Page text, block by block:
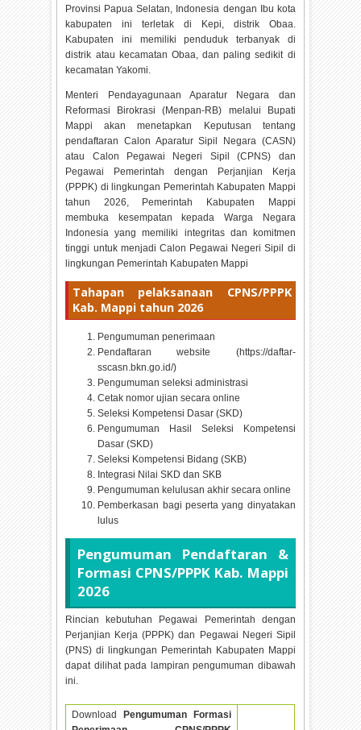
Provinsi Papua Selatan, Indonesia dengan Ibu kota
kabupaten ini terletak di Kepi, distrik Obaa.
Kabupaten ini memiliki penduduk terbanyak di
distrik atau kecamatan Obaa, dan paling sedikit di
kecamatan Yakomi.
Menteri Pendayagunaan Aparatur Negara dan
Reformasi Birokrasi (Menpan-RB) melalui Bupati
Mappi akan menetapkan Keputusan tentang
pendaftaran Calon Aparatur Sipil Negara (CASN)
atau Calon Pegawai Negeri Sipil (CPNS) dan
Pegawai Pemerintah dengan Perjanjian Kerja
(PPPK) di lingkungan Pemerintah Kabupaten Mappi
tahun 2026, Pemerintah Kabupaten Mappi
membuka kesempatan kepada Warga Negara
Indonesia yang memiliki integritas dan komitmen
tinggi untuk menjadi Calon Pegawai Negeri Sipil di
lingkungan Pemerintah Kabupaten Mappi
Tahapan pelaksanaan CPNS/PPPK
Kab. Mappi tahun 2026
Pengumuman penerimaan
Pendaftaran website (https://daftar-
sscasn.bkn.go.id/)
Pengumuman seleksi administrasi
Cetak nomor ujian secara online
Seleksi Kompetensi Dasar (SKD)
Pengumuman Hasil Seleksi Kompetensi
Dasar (SKD)
Seleksi Kompetensi Bidang (SKB)
Integrasi Nilai SKD dan SKB
Pengumuman kelulusan akhir secara online
Pemberkasan bagi peserta yang dinyatakan
lulus
Pengumuman Pendaftaran &
Formasi CPNS/PPPK Kab. Mappi
2026
Rincian kebutuhan Pegawai Pemerintah dengan
Perjanjian Kerja (PPPK) dan Pegawai Negeri Sipil
(PNS) di lingkungan Pemerintah Kabupaten Mappi
dapat dilihat pada lampiran pengumuman dibawah
ini.
Download
Pengumuman Formasi